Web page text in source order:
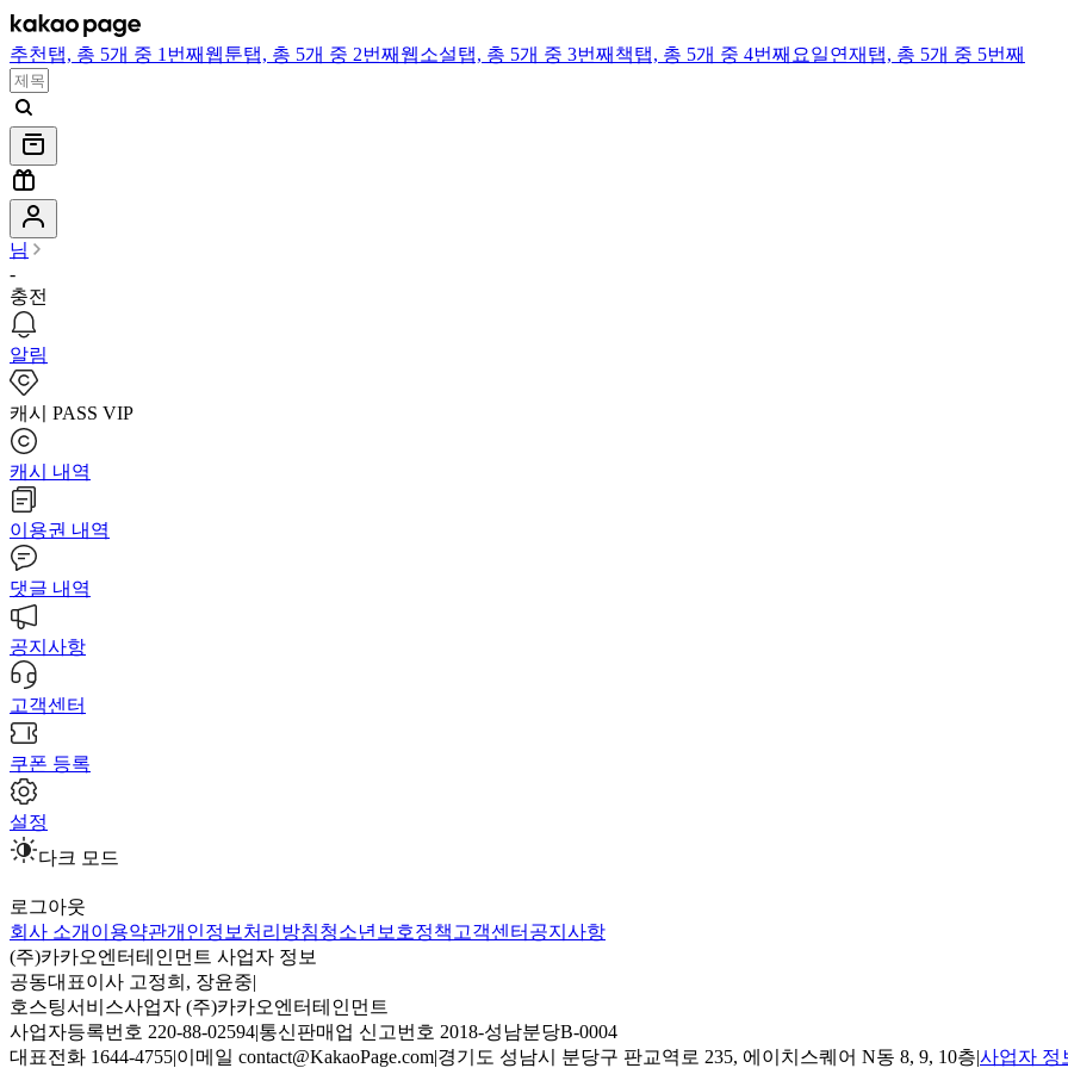
추천 탭, 총 5개 중 1번째 웹툰탭, 총 5개 중 2번째 웹소설탭, 총 5개 중 3번째 책탭, 총 5개 중 4번째 요일연재 탭, 총 5개 중 5번째
님
-
충전
알림
캐시 PASS VIP
캐시 내역
이용권 내역
댓글 내역
공지사항
고객센터
쿠폰 등록
설정
다크 모드
로그아웃
회사 소개 이용약관개인정보처리방침청소년보호정책 고객센터 공지사항
(주)카카오엔터테인먼트 사업자 정보
공동대표이사 고정희, 장윤중|
호스팅서비스사업자 (주)카카오엔터테인먼트
사업자등록번호 220-88-02594|통신판매업 신고번호 2018-성남분당B-0004
대표전화 1644-4755|이메일 contact@KakaoPage.com|경기도 성남시 분당구 판교역로 235, 에이치스퀘어 N동 8, 9, 10층|사업자 정